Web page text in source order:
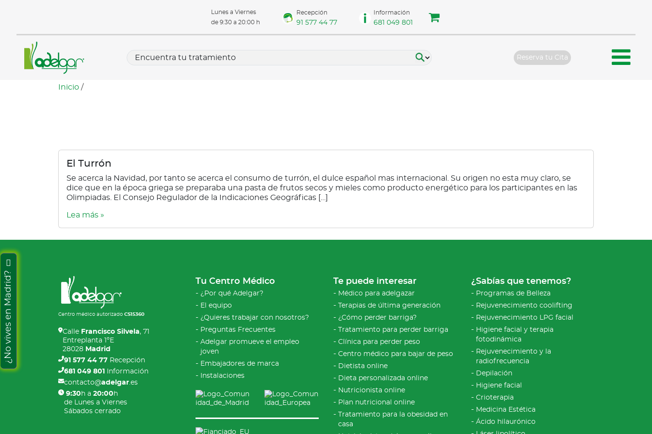
Lunes a Viernes
de 9:30 a 20:00 h
Recepción
91 577 44 77
Información
681 049 801
Reserva tu Cita
Inicio/
El Turrón
Se acerca la Navidad, por tanto se acerca el consumo de turrón, el dulce español mas internacional. Su origen no esta muy claro, se
dice que en la época griega se preparaba una pasta de frutos secos y mieles como producto energético para los participantes en las
Olimpiadas. El Consejo Regulador de la Indicaciones Geográficas […]
Lea más »
Centro médico autorizado CS15360
CalleFrancisco Silvela, 71
Entreplanta 1ºE
28028 Madrid
91 577 44 77Recepción
681 049 801
Información
contacto@adelgar.es
9:30 h a 20:00 h
de Lunes a Viernes
Sábados cerrado
Tu Centro Médico
¿Por qué Adelgar?
El equipo
¿Quieres trabajar con nosotros?
Preguntas Frecuentes
Adelgar promueve el empleo
joven
Embajadores de marca
Instalaciones
Te puede interesar
Médico para adelgazar
Terapias de última generación
¿Cómo perder barriga?
Tratamiento para perder barriga
Clínica para perder peso
Centro médico para bajar de peso
Dietista online
Dieta personalizada online
Nutricionista online
Plan nutricional online
Tratamiento para la obesidad en
casa
¿Sabías que tenemos?
Programas de Belleza
Rejuvenecimiento coolifting
Rejuvenecimiento LPG facial
Higiene facial y terapia
fotodinámica
Rejuvenecimiento y la
radiofrecuencia
Depilación
Higiene facial
Crioterapia
Medicina Estética
Ácido hilaurónico
¿No vives en Madrid?